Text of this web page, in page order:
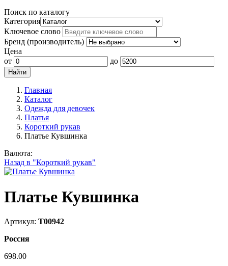
Поиск по каталогу
Категория
Ключевое слово
Бренд (производитель)
Цена
от
до
Главная
Каталог
Одежда для девочек
Платья
Короткий рукав
Платье Кувшинка
Валюта:
Назад в "Короткий рукав"
Платье Кувшинка
Артикул: Т00942
Россия
698.00